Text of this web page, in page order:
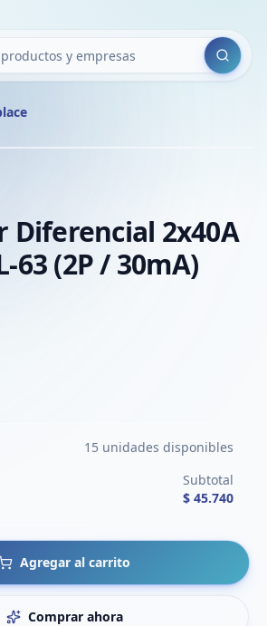
Buscar
Diferencial 2x40A
63 (2P / 30mA)
15 unidades disponibles
Subtotal
$ 45.740
Agregar al carrito
Comprar ahora